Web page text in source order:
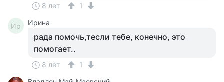
8 лет 1
Ир Ирина
рада помочь,тесли тебе, конечно, это
помогает..
8 лет
1